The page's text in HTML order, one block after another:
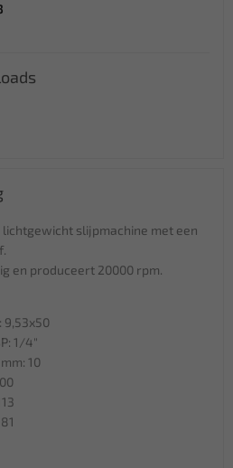
lichtgewicht slijpmachine met een
en produceert 20000 rpm.
9,53x50
1/4"
10